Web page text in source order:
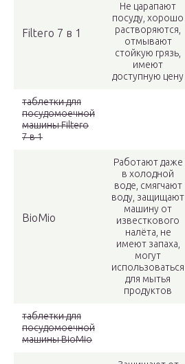
Filtero 7 в 1
Не царапают
посуду, хорошо
растворяются,
отмывают
стойкую грязь,
имеют
доступную цену
таблетки для
посудомоечной
машины Filtero
7 в 1
BioMio
Работают даже
в холодной
воде, смягчают
воду, защищают
машину от
известкового
налёта, не
имеют запаха,
могут
использоваться
для мытья
продуктов
таблетки для
посудомоечной
машины BioMio